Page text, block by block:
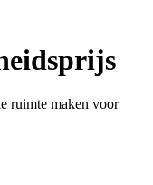
ruimte maken voor